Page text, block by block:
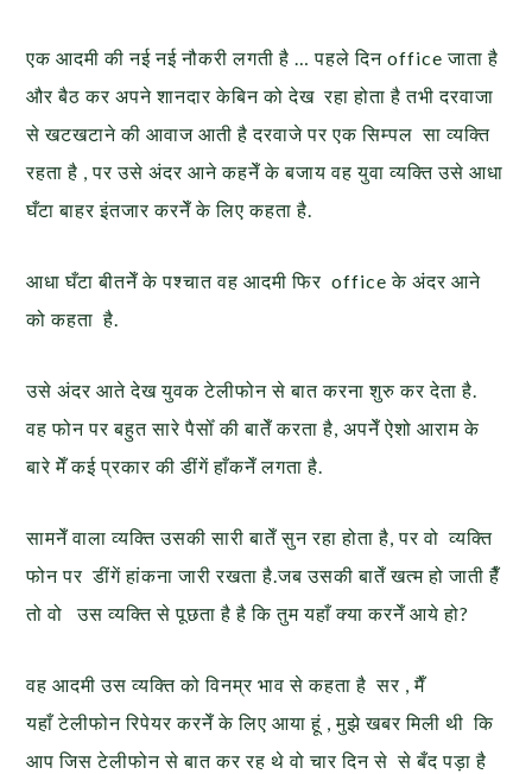
एक आदमी की नई नई नौकरी लगती है … पहले दिन office जाता है
और बैठ कर अपने शानदार केबिन को देख रहा होता है तभी दरवाजा
से खटखटाने की आवाज आती है दरवाजे पर एक सिम्पल सा व्यक्ति
रहता है , पर उसे अंदर आने कहनेँ के बजाय वह युवा व्यक्ति उसे आधा
घँटा बाहर इंतजार करनेँ के लिए कहता है.
आधा घँटा बीतनेँ के पश्चात वह आदमी फिर office के अंदर आने
को कहता है.
उसे अंदर आते देख युवक टेलीफोन से बात करना शुरु कर देता है.
वह फोन पर बहुत सारे पैसोँ की बातेँ करता है, अपनेँ ऐशो आराम के
बारे मेँ कई प्रकार की डींगें हाँकनेँ लगता है.
सामनेँ वाला व्यक्ति उसकी सारी बातेँ सुन रहा होता है, पर वो व्यक्ति
फोन पर डींगें हांकना जारी रखता है.जब उसकी बातेँ खत्म हो जाती हैँ
तो वो उस व्यक्ति से पूछता है है कि तुम यहाँ क्या करनेँ आये हो?
वह आदमी उस व्यक्ति को विनम्र भाव से कहता है सर , मैँ
यहाँ टेलीफोन रिपेयर करनेँ के लिए आया हूं , मुझे खबर मिली थी कि
आप जिस टेलीफोन से बात कर रह थे वो चार दिन से से बँद पड़ा है